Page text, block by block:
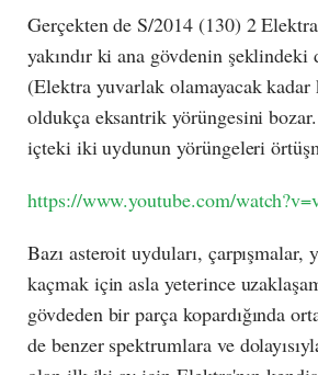
Gerçekten de S/2014 (130) 2
yakındır ki ana gövdenin
(Elektra yuvarlak olamayacak
oldukça eksantrik yörüngesini
içteki iki uydunun yörüngeleri
https://www.youtube.com/
Bazı asteroit uyduları, çarpışmalar,
kaçmak için asla yeterince
gövdeden bir parça kopardığında
de benzer spektrumlara ve